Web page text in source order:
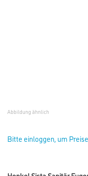
Gebinde